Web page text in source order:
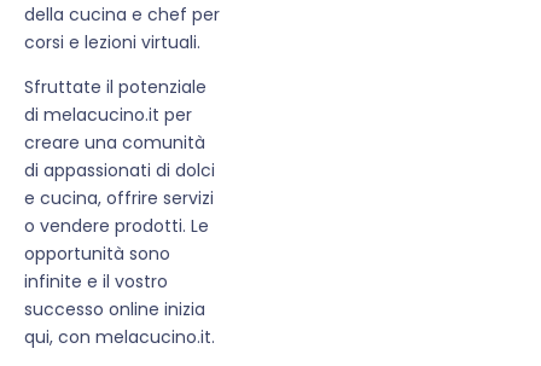
della cucina e chef per
corsi e lezioni virtuali.
Sfruttate il potenziale
di melacucino.it per
creare una comunità
di appassionati di dolci
e cucina, offrire servizi
o vendere prodotti. Le
opportunità sono
infinite e il vostro
successo online inizia
qui, con melacucino.it.